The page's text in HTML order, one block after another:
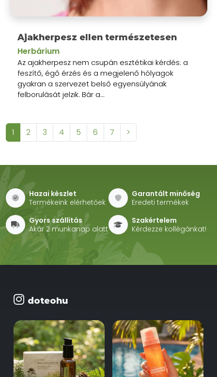
Ajakherpesz ellen természetesen
Herbárium
Az ajakherpesz nem csupán esztétikai kérdés: a
feszítő, égő érzés és a megjelenő hólyagok
gyakran a szervezet belső egyensúlyának
felborulását jelzik. Bár a...
1 2 3 4 5 6 7 >
Hazai készlet
Termékeink elérhetőek
Garantált minőség
Eredeti termékek
Gyors szállítás
Akár 2 munkanap alatt
Szakértelem
Kérdezze kollégánkat!
doteohu